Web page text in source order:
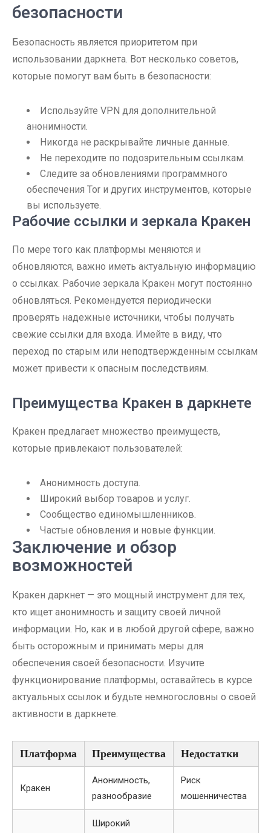
безопасности
Безопасность является приоритетом при
использовании даркнета. Вот несколько советов,
которые помогут вам быть в безопасности:
Используйте VPN для дополнительной
анонимности.
Никогда не раскрывайте личные данные.
Не переходите по подозрительным ссылкам.
Следите за обновлениями программного
обеспечения Tor и других инструментов, которые
вы используете.
Рабочие ссылки и зеркала Кракен
По мере того как платформы меняются и
обновляются, важно иметь актуальную информацию
о ссылках. Рабочие зеркала Кракен могут постоянно
обновляться. Рекомендуется периодически
проверять надежные источники, чтобы получать
свежие ссылки для входа. Имейте в виду, что
переход по старым или неподтвержденным ссылкам
может привести к опасным последствиям.
Преимущества Кракен в даркнете
Кракен предлагает множество преимуществ,
которые привлекают пользователей:
Анонимность доступа.
Широкий выбор товаров и услуг.
Сообщество единомышленников.
Частые обновления и новые функции.
Заключение и обзор
возможностей
Кракен даркнет — это мощный инструмент для тех,
кто ищет анонимность и защиту своей личной
информации. Но, как и в любой другой сфере, важно
быть осторожным и принимать меры для
обеспечения своей безопасности. Изучите
функционирование платформы, оставайтесь в курсе
актуальных ссылок и будьте немногословны о своей
активности в даркнете.
Платформа Преимущества Недостатки
Кракен
Анонимность,
разнообразие
Риск
мошенничества
Широкий